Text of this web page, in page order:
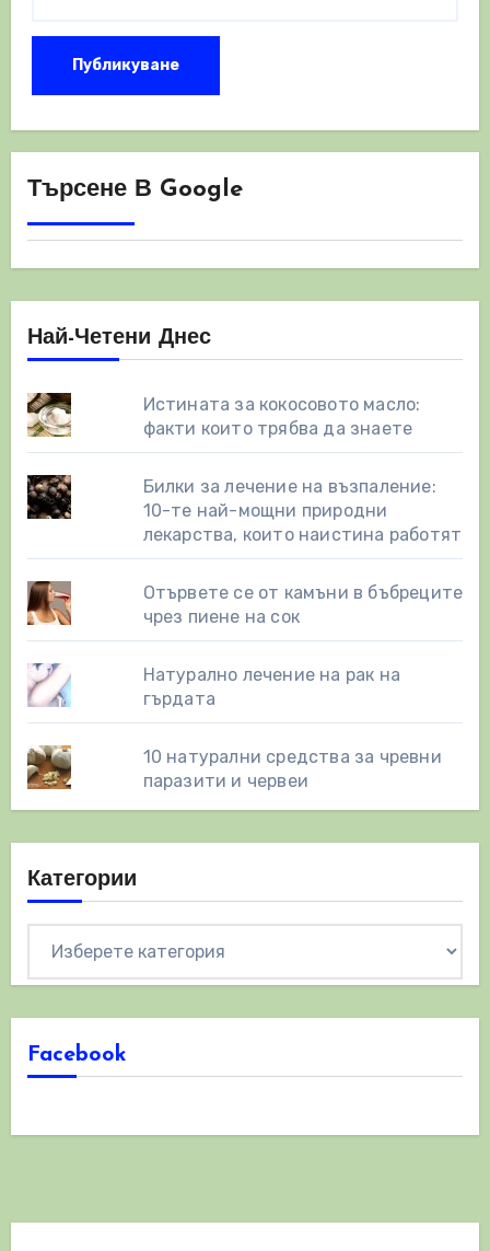
Търсене В Google
Най-Четени Днес
Истината за кокосовото масло:
факти които трябва да знаете
Билки за лечение на възпаление:
10-те най-мощни природни
лекарства, които наистина работят
Отървете се от камъни в бъбреците
чрез пиене на сок
Натурално лечение на рак на
гърдата
10 натурални средства за чревни
паразити и червеи
Категории
Facebook